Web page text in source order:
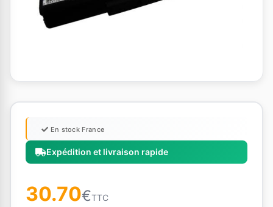
Expédition et livraison rapide
En stock France
30.70€TTC